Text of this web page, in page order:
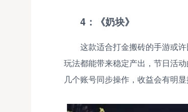
4：《奶块》
这款适合打金搬砖的手游或
玩法都能带来稳定产出，节日活
几个账号同步操作，收益会有明显